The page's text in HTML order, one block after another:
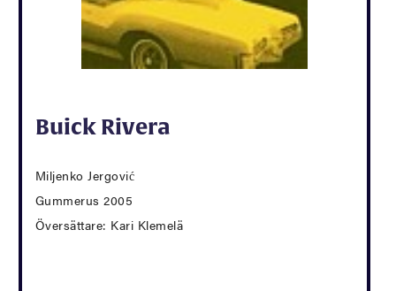
Buick Rivera
Miljenko Jergović
Gummerus 2005
Översättare: Kari Klemelä